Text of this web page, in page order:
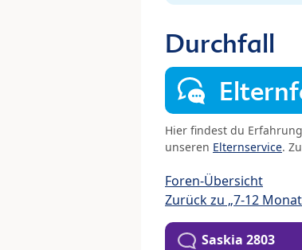
Durchfall
Hier findest du
unseren Elternservice.
Foren-Übersicht
Zurück zu „7-12
Saskia 2803